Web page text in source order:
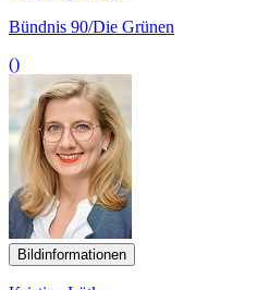
Bündnis 90/Die Grünen
()
Bildinformationen